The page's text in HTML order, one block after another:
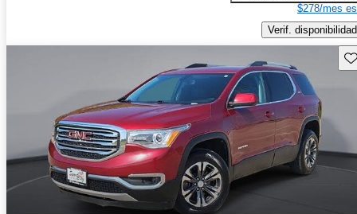
$278/mes
Verif. disponibilidad